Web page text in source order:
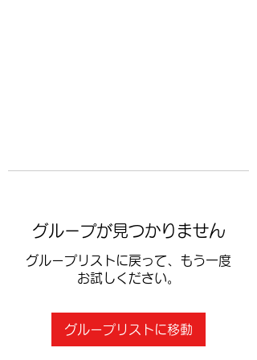
グループが見つかりません
グループリストに戻って、もう一度
お試しください。
グループリストに移動